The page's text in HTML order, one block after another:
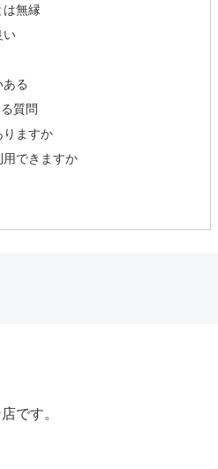
は無縁
い
る
質問
りますか
用できますか
です。